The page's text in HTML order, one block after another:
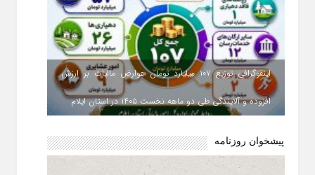
اینفوگرافی توزیع ۱۰۷ میلیارد تومان عوارض مالیات بر ارزش
افزوده و آلایندگی طی دو ماهه نخست ۱۴۰۵ در استان ایلام
پیشخوان روزنامه